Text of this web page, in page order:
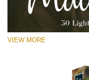
VIEW MORE